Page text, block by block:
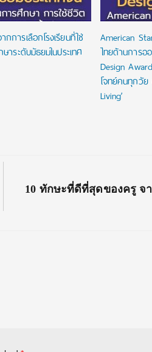
การเลือกโรงเรียนที่ใช่
าระดับมัธยมในประเทศ
American
ไทยด้านการอ
Design
โจทย์คนทุกวัย
Living’
Next
10 ทักษะที่ดีที่สุดของครู จ